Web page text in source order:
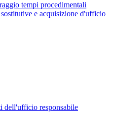
tempi procedimentali
e acquisizione d'ufficio
dell'ufficio responsabile